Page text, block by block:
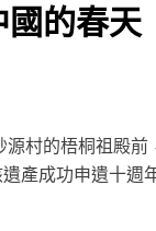
的春天
村的梧桐祖殿前
產成功申遺十週